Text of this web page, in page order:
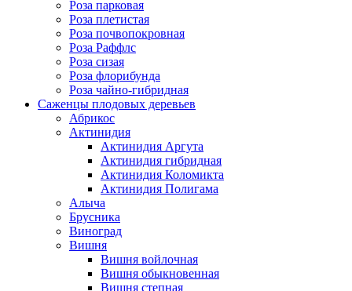
Роза парковая
Роза плетистая
Роза почвопокровная
Роза Раффлс
Роза сизая
Роза флорибунда
Роза чайно-гибридная
Саженцы плодовых деревьев
Абрикос
Актинидия
Актинидия Аргута
Актинидия гибридная
Актинидия Коломикта
Актинидия Полигама
Алыча
Брусника
Виноград
Вишня
Вишня войлочная
Вишня обыкновенная
Вишня степная